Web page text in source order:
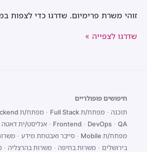
זוהי משרת פרימיום. שדרגו כדי לצפות
שדרגו לצפייה »
חיפושים פופולריים
תוכנה · מפתח/ת Full Stack · מפתח/ת Backend
Frontend · DevOps · QA
· אנליסט/ית דאטה
מפתח/ת Mobile
· סייבר ואבטחת מידע ·
בירושלים · משרות בחיפה · משרות בהרצליה ·